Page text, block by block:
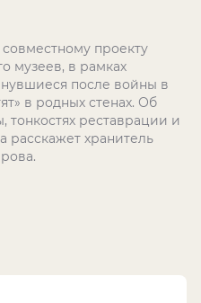
проекту
музеев, в рамках
после войны в
в родных стенах. Об
тонкостях реставрации и
расскажет хранитель